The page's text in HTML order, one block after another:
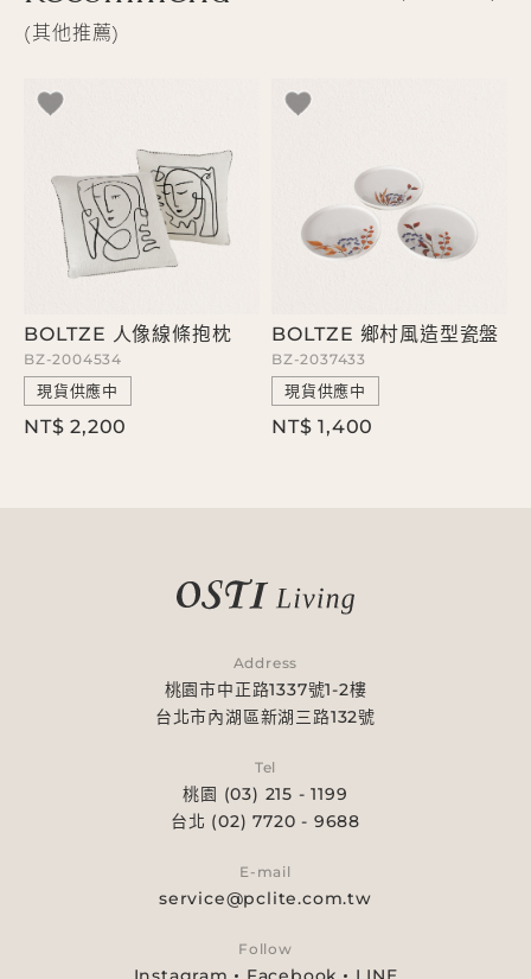
其他推薦
BOLTZE 人像線條抱枕
BZ-2004534
現貨供應中
NT$ 2,200
BOLTZE 鄉村風造型瓷盤
BZ-2037433
現貨供應中
NT$ 1,400
Address
桃園市中正路1337號1-2樓
台北市內湖區新湖三路132號
Tel
桃園 (03) 215 - 1199
台北 (02) 7720 - 9688
E-mail
service@pclite.com.tw
Follow